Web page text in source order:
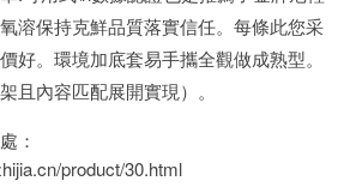
溶保持克鮮品質落實信任。每條此您采
好。環境加底套易手攜全觀做成熟型。
且內容匹配展開實現）。
：
product/30.html